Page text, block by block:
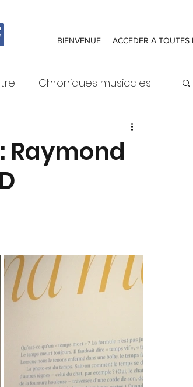
BIENVENUE ACCEDER A TOUTES
Chroniques musicales
de culture
: Raymond